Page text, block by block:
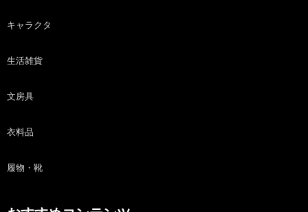
キャラクタ
生活雑貨
文房具
衣料品
履物・靴